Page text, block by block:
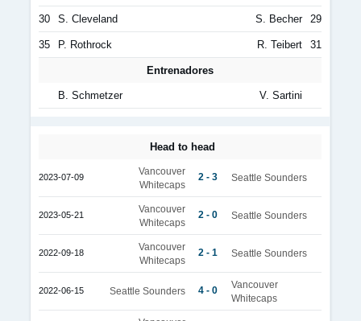
30 S. Cleveland S. Becher 29
35 P. Rothrock R. Teibert 31
Entrenadores
B. Schmetzer V. Sartini
Head to head
2023-07-09
Vancouver
Whitecaps
2 - 3 Seattle Sounders
2023-05-21
Vancouver
Whitecaps
2 - 0 Seattle Sounders
2022-09-18
Vancouver
Whitecaps
2 - 1 Seattle Sounders
2022-06-15 Seattle Sounders 4 - 0
Vancouver
Whitecaps